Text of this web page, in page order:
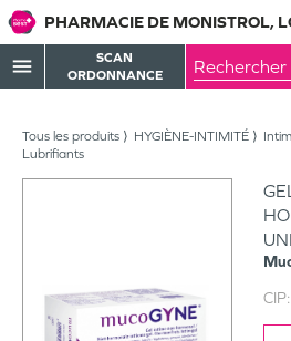
PHARMACIE DE MONISTROL,
menu
SCAN
ORDONNANCE
Tous les produits HYGIÈNE-INTIMITÉ
Lubrifiants
CIP: